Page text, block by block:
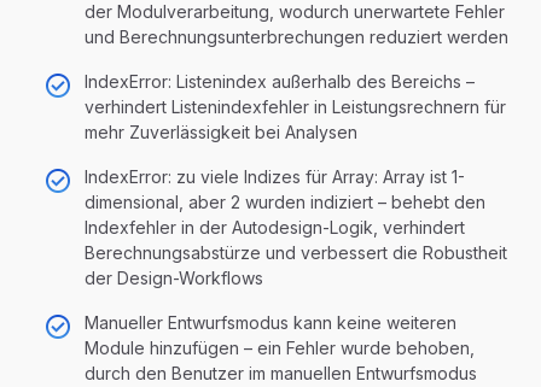
der Modulverarbeitung, wodurch unerwartete Fehler
und Berechnungsunterbrechungen reduziert werden
IndexError: Listenindex außerhalb des Bereichs –
verhindert Listenindexfehler in Leistungsrechnern für
mehr Zuverlässigkeit bei Analysen
IndexError: zu viele Indizes für Array: Array ist 1-
dimensional, aber 2 wurden indiziert – behebt den
Indexfehler in der Autodesign-Logik, verhindert
Berechnungsabstürze und verbessert die Robustheit
der Design-Workflows
Manueller Entwurfsmodus kann keine weiteren
Module hinzufügen – ein Fehler wurde behoben,
durch den Benutzer im manuellen Entwurfsmodus